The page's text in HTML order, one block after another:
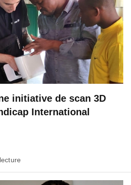
initiative de scan 3D
International